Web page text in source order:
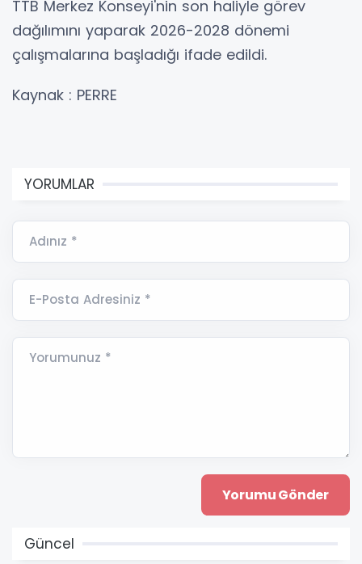
TTB Merkez Konseyi'nin son haliyle görev
dağılımını yaparak 2026-2028 dönemi
çalışmalarına başladığı ifade edildi.
Kaynak : PERRE
YORUMLAR
Adınız *
E-Posta Adresiniz *
Yorumunuz *
Güncel